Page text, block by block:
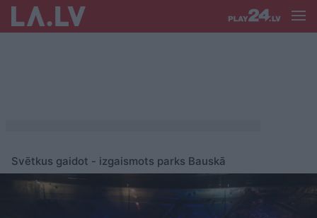
Svētkus gaidot - izgaismots parks Bauskā